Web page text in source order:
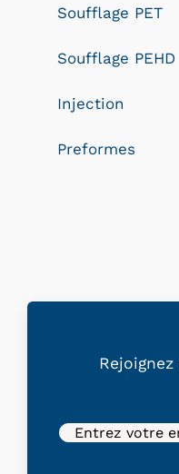
Soufflage PET
Soufflage PEHD
Injection
Preformes
Rejoignez